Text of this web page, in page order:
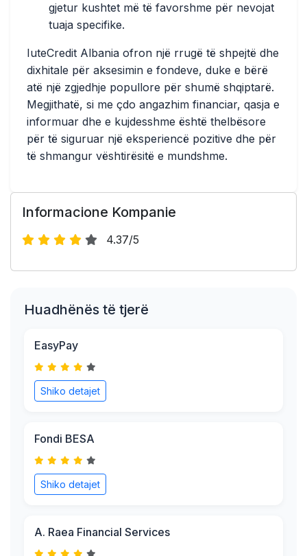
gjetur kushtet më të favorshme për nevojat
tuaja specifike.
IuteCredit Albania ofron një rrugë të shpejtë dhe
dixhitale për aksesimin e fondeve, duke e bërë
atë një zgjedhje popullore për shumë shqiptarë.
Megjithatë, si me çdo angazhim financiar, qasja e
informuar dhe e kujdesshme është thelbësore
për të siguruar një eksperiencë pozitive dhe për
të shmangur vështirësitë e mundshme.
Informacione Kompanie
4.37/5
Huadhënës të tjerë
EasyPay
Shiko detajet
Fondi BESA
Shiko detajet
A. Raea Financial Services